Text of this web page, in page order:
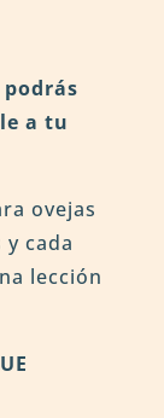
a tu
ovejas
cada
lección